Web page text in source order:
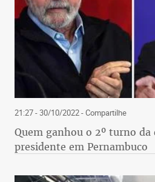
21:27 - 30/10/2022- Compartilhe
Quem ganhou o 2º turno da
presidente em Pernambuco